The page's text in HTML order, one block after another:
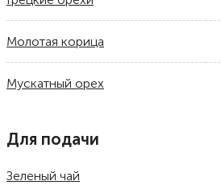
Молотая корица
Мускатный орех
Для подачи
Зеленый чай